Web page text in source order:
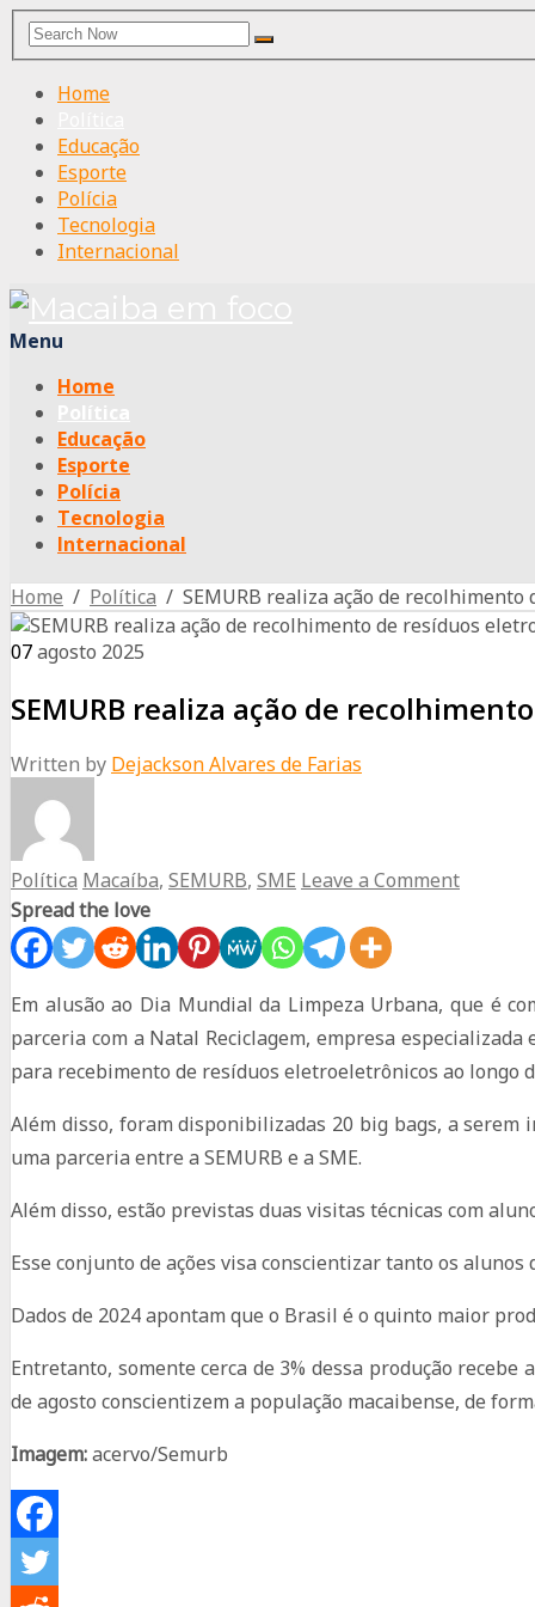
Search
for:
Search
Home
Educação
Esporte
Polícia
Tecnologia
Internacional
Menu
Home
Educação
Esporte
Polícia
Tecnologia
Internacional
Home / Política / SEMURB realiza ação de
07agosto 2025
SEMURB realiza ação de
Written by Dejackson Alvares de Farias
Política Macaíba, SEMURB, SME Leave a Comment
Spread the love
Em alusão ao Dia Mundial da Limpeza Urbana, que é
parceria com a Natal Reciclagem, empresa
para recebimento de resíduos eletroeletrônicos ao longo
Além disso, foram disponibilizadas 20 big bags, a serem
uma parceria entre a SEMURB e a SME.
Além disso, estão previstas duas visitas técnicas com
Esse conjunto de ações visa conscientizar tanto os
Dados de 2024 apontam que o Brasil é o quinto maior
Entretanto, somente cerca de 3% dessa produção
de agosto conscientizem a população macaibense, de
Imagem:acervo/Semurb